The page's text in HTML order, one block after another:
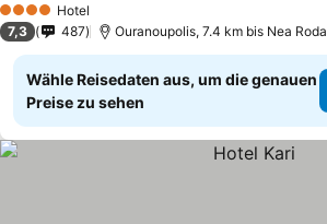
4 Sterne Hotel
7,3 487 Ouranoupolis, 7.4 km bis Nea Roda
Wähle Reisedaten aus, um die genauen
Preise zu sehen